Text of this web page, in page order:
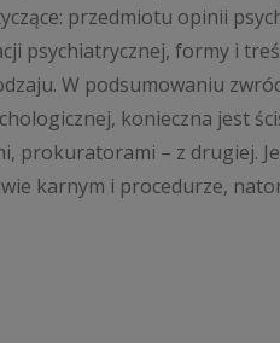
przedmiotu opinii
psychiatrycznej, formy i
W podsumowaniu
konieczna jest
prokuratorami – z drugiej.
karnym i procedurze,